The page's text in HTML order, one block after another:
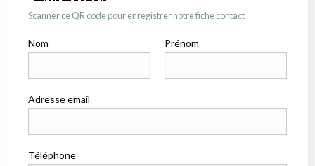
Scanner ce QR code pour enregistrer notre fiche contact
Nom Prénom
Adresse email
Téléphone